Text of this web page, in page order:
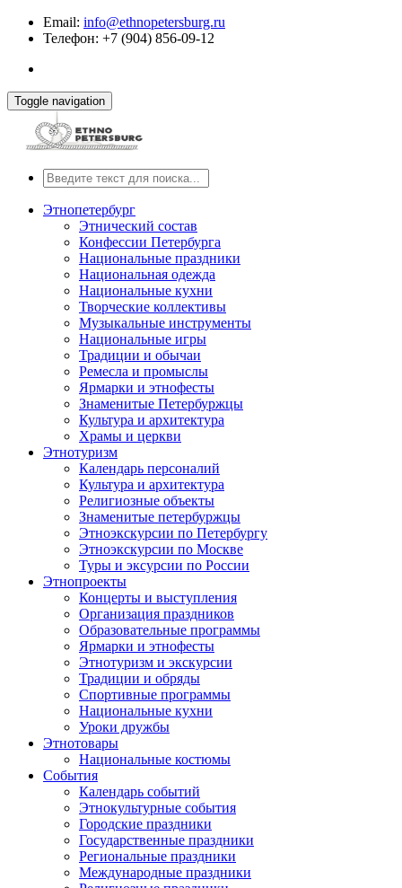
Email: info@ethnopetersburg.ru
Телефон: +7 (904) 856-09-12
Toggle navigation
Этнопетербург
Этнический состав
Конфессии Петербурга
Национальные праздники
Национальная одежда
Национальные кухни
Творческие коллективы
Музыкальные инструменты
Национальные игры
Традиции и обычаи
Ремесла и промыслы
Ярмарки и этнофесты
Знаменитые Петербуржцы
Культура и архитектура
Храмы и церкви
Этнотуризм
Календарь персоналий
Культура и архитектура
Религиозные объекты
Знаменитые петербуржцы
Этноэкскурсии по Петербургу
Этноэкскурсии по Москве
Туры и эксурсии по России
Этнопроекты
Концерты и выступления
Организация праздников
Образовательные программы
Ярмарки и этнофесты
Этнотуризм и экскурсии
Традиции и обряды
Спортивные программы
Национальные кухни
Уроки дружбы
Этнотовары
Национальные костюмы
События
Календарь событий
Этнокультурные события
Городские праздники
Государственные праздники
Региональные праздники
Международные праздники